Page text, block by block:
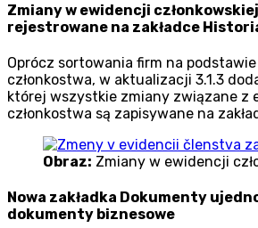
Zmiany w ewidencji
rejestrowane na zakładce
Oprócz sortowania firm na
członkostwa, w aktualizacji 3.1.3
której wszystkie zmiany związane z
członkostwa są zapisywane na
Obraz: Zmiany w ewidencji
Nowa zakładka Dokumenty
dokumenty biznesowe